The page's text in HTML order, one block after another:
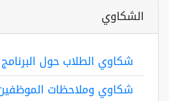
الشكاوي
شكاوي الطلاب حول
شكاوي وملاحظات